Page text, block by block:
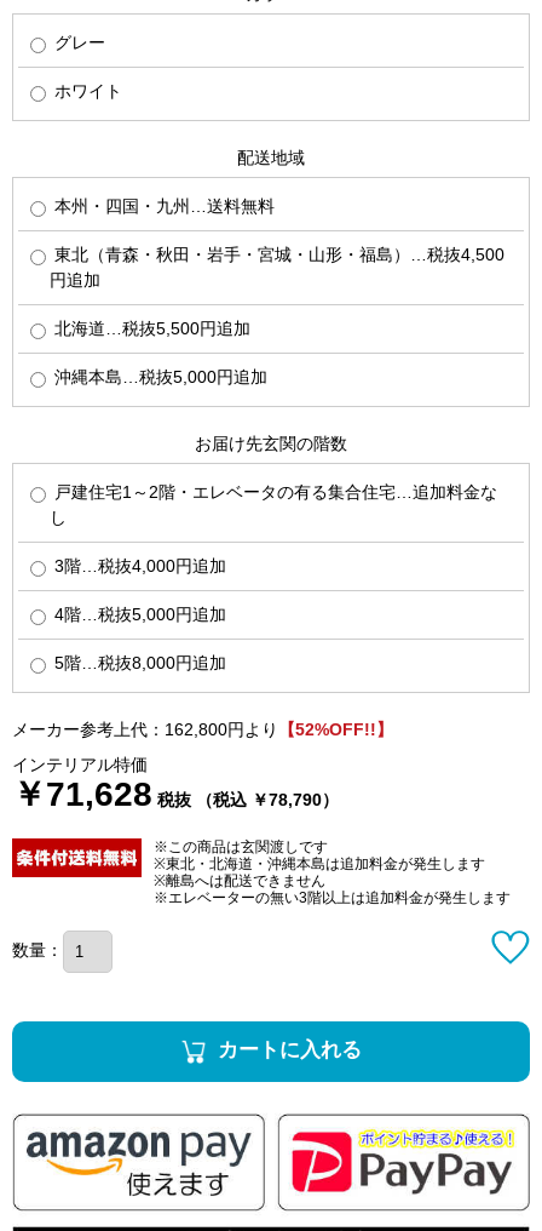
グレー
ホワイト
配送地域
本州・四国・九州…送料無料
東北（青森・秋田・岩手・宮城・山形・福島）…税抜4,500
円追加
北海道…税抜5,500円追加
沖縄本島…税抜5,000円追加
お届け先玄関の階数
戸建住宅1～2階・エレベータの有る集合住宅…追加料金な
し
3階…税抜4,000円追加
4階…税抜5,000円追加
5階…税抜8,000円追加
メーカー参考上代：162,800円より
【52%OFF!!】
インテリアル特価
￥71,628 税抜 （税込 ￥78,790）
※この商品は玄関渡しです
※東北・北海道・沖縄本島は追加料金が発生します
※離島へは配送できません
※エレベーターの無い3階以上は追加料金が発生します
数量：
カートに入れる